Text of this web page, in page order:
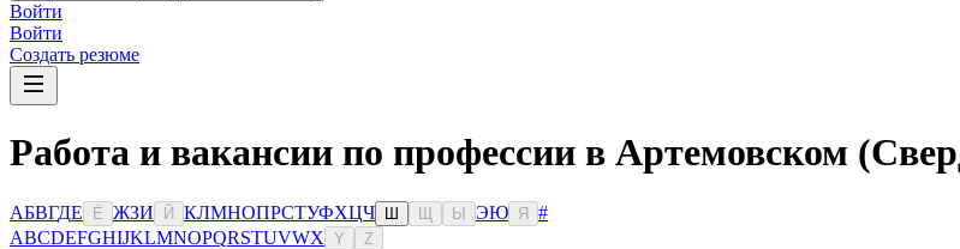
Войти
Войти
Создать резюме
Работа и вакансии по профессии в Артемовском
АБВГДЕ Ё ЖЗИ Й КЛМНОПРСТУФХЦЧ Ы ЭЮ Я
#
ABCDEFGHIJKLMNOPQRSTUVWX Y Z